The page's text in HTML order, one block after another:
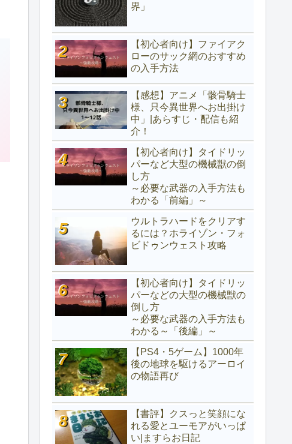
界」
【初心者向け】ファイアク
ローのサック網のおすすめ
の入手方法
【感想】アニメ「骸骨騎士
様、只今異世界へお出掛け
中」|あらすじ・配信も紹
介！
【初心者向け】タイドリッ
パーなど大型の機械獣の倒
し方
～必要な武器の入手方法も
わかる「前編」～
ウルトラハードをクリアす
るには？ホライゾン・フォ
ビドゥンウェスト攻略
【初心者向け】タイドリッ
パーなどの大型の機械獣の
倒し方
～必要な武器の入手方法も
わかる～「後編」～
【PS4・5ゲーム】1000年
後の地球を駆けるアーロイ
の物語再び
【書評】クスっと笑顔にな
れる愛とユーモアがいっぱ
い|ますらお日記